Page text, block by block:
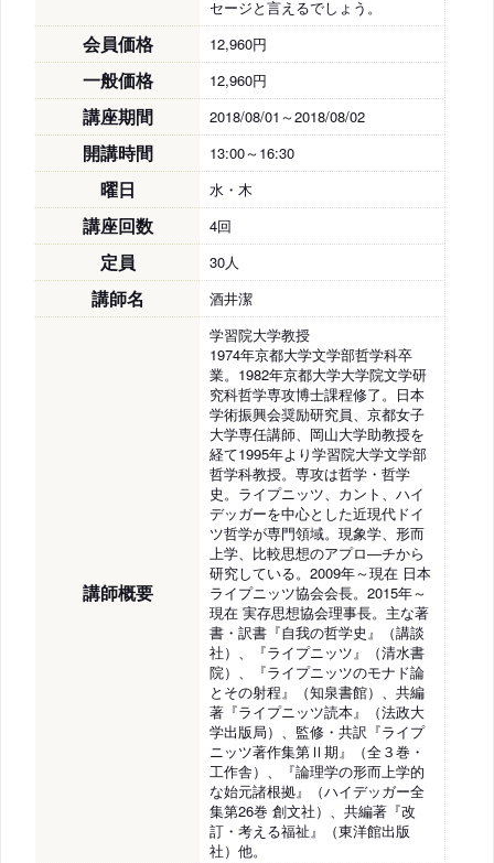
セージと言えるでしょう。
会員価格 12,960円
一般価格 12,960円
講座期間 2018/08/01～2018/08/02
開講時間 13:00～16:30
曜日 水・木
講座回数 4回
定員 30人
講師名 酒井潔
講師概要
学習院大学教授
1974年京都大学文学部哲学科卒
業。1982年京都大学大学院文学研
究科哲学専攻博士課程修了。日本
学術振興会奨励研究員、京都女子
大学専任講師、岡山大学助教授を
経て1995年より学習院大学文学部
哲学科教授。専攻は哲学・哲学
史。ライプニッツ、カント、ハイ
デッガーを中心とした近現代ドイ
ツ哲学が専門領域。現象学、形而
上学、比較思想のアプロ―チから
研究している。2009年～現在 日本
ライプニッツ協会会長。2015年～
現在 実存思想協会理事長。主な著
書・訳書『自我の哲学史』（講談
社）、『ライプニッツ』（清水書
院）、『ライプニッツのモナド論
とその射程』（知泉書館）、共編
著『ライプニッツ読本』（法政大
学出版局）、監修・共訳『ライプ
ニッツ著作集第Ⅱ期』（全３巻・
工作舎）、『論理学の形而上学的
な始元諸根拠』（ハイデッガー全
集第26巻 創文社）、共編著『改
訂・考える福祉』（東洋館出版
社）他。